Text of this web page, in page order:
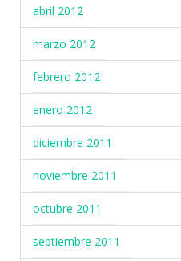
abril 2012
marzo 2012
febrero 2012
enero 2012
diciembre 2011
noviembre 2011
octubre 2011
septiembre 2011